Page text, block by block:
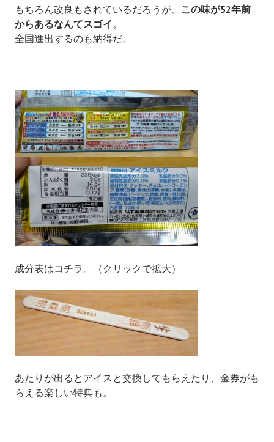
もちろん改良もされているだろうが、 この味が52年前
からあるなんてスゴイ。
全国進出するのも納得だ。
成分表はコチラ。（クリックで拡大）
あたりが出るとアイスと交換してもらえたり、金券がも
らえる楽しい特典も。